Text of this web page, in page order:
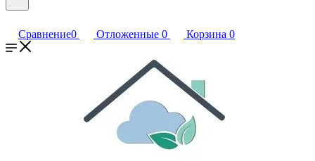
Сравнение0 Отложенные 0 Корзина 0